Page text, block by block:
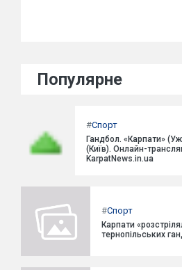
Популярне
#Спорт
Гандбол. «Карпати»
(Київ). Онлайн-
KarpatNews.in.ua
#Спорт
Карпати
тернопільських